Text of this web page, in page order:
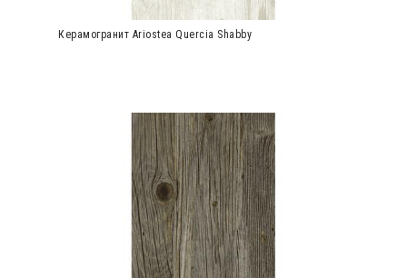
Керамогранит Ariostea Quercia Shabby